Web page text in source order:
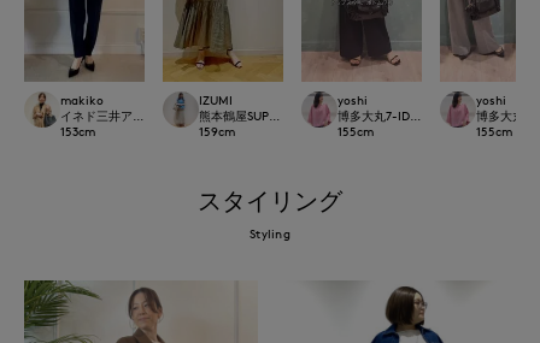
makiko
イネド三井アウトレットパーク多摩南大沢店
153cm
IZUMI
熊本鶴屋SUPERIOR CLOSET
159cm
yoshi
博多大丸7-IDconcept.
155cm
yoshi
博多大丸
155cm
スタイリング
Styling